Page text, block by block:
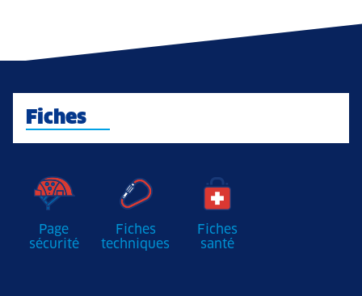
Fiches
Page
sécurité
Fiches
techniques
Fiches
santé